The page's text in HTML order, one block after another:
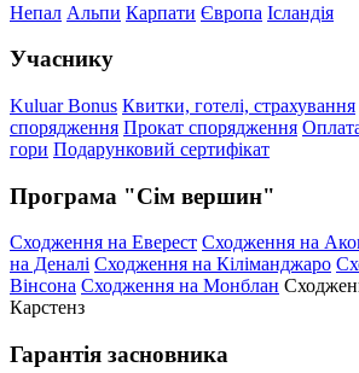
Непал Альпи Карпати Європа Ісландія
Учаснику
Kuluar Bonus Квитки, готелі, страхування
спорядження Прокат спорядження
гори Подарунковий сертифікат
Програма "Сім вершин"
Сходження на Еверест Сходження на
на Деналі Сходження на Кіліманджаро
Вінсона Сходження на Монблан
Карстенз
Гарантія засновника